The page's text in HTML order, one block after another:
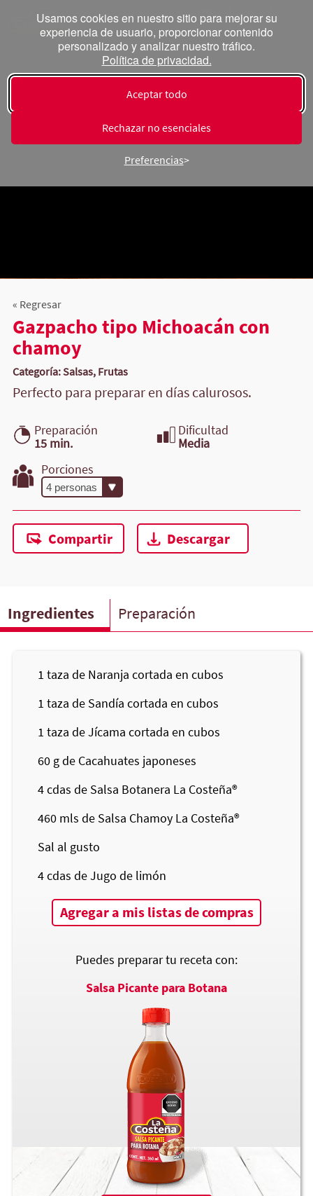
Usamos cookies en nuestro sitio para mejorar su
experiencia de usuario, proporcionar contenido
personalizado y analizar nuestro tráfico.
Política de privacidad.
Aceptar todo
Rechazar no esenciales
Preferencias
« Regresar
Gazpacho tipo Michoacán con
chamoy
Categoría: Salsas, Frutas
Perfecto para preparar en días calurosos.
Preparación
15 min.
Dificultad
Media
Porciones
Compartir Descargar
Ingredientes Preparación
1 taza de Naranja cortada en cubos
1 taza de Sandía cortada en cubos
1 taza de Jícama cortada en cubos
60 g de Cacahuates japoneses
4cdas de Salsa Botanera La Costeña®
460 mls de Salsa Chamoy La Costeña®
Sal al gusto
4cdas de Jugo de limón
Agregar a mis listas de compras
Puedes preparar tu receta con:
Salsa Picante para Botana